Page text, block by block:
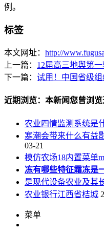
例。
标签
本文网址： http://
上一篇： 12届高三地舆第
下一篇： 试用！中国省级
近期浏览：本新闻您曾浏览
农业四情监测系统是
寒潮会带来什么有益
03-21
模仿农场18内置菜单m
冻有哪些特征霜冻是
是现代设备农业及其
农业银行江西省桔城
菜单